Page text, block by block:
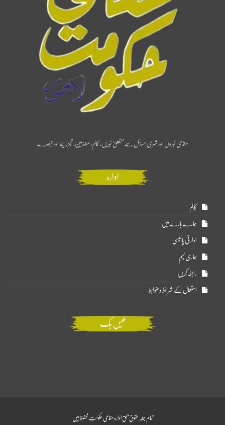
مقامی خبروں اور شہری مسائل سے متعلق خبریں، کالم، مضامین، تجزیے اور تبصرے
ادارہ
کالم
ہمارے بارے میں
ادارتی پالیسی
ہماری ٹیم
رابطہ کریں
استعمال کے شرائط و ضوابط
فیس بک
تمام جملہ حقوق بحق ادارہ مقامی حکومت محفوظ ہیں